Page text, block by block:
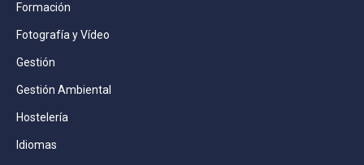
Formación
Fotografía y Vídeo
Gestión
Gestión Ambiental
Hostelería
Idiomas